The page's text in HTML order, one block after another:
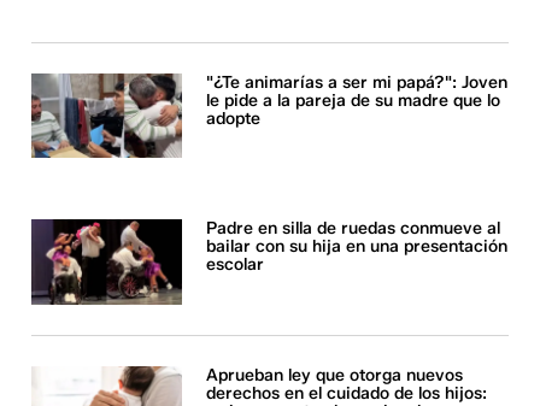
"¿Te animarías a ser mi papá?": Joven
le pide a la pareja de su madre que lo
adopte
Padre en silla de ruedas conmueve al
bailar con su hija en una presentación
escolar
Aprueban ley que otorga nuevos
derechos en el cuidado de los hijos: